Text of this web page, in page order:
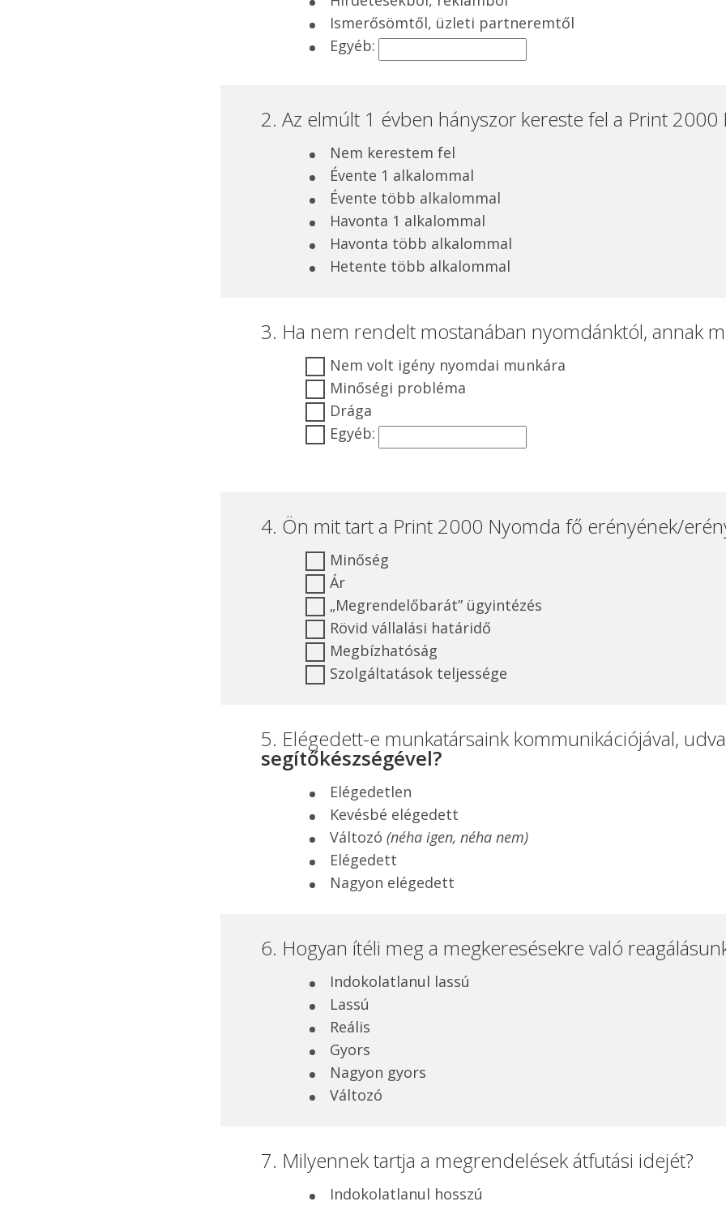
Ismerősömtől, üzleti partneremtől
Egyéb:
2. Az elmúlt 1 évben hányszor kereste fel a Print 2000
Nem kerestem fel
Évente 1 alkalommal
Évente több alkalommal
Havonta 1 alkalommal
Havonta több alkalommal
Hetente több alkalommal
3. Ha nem rendelt mostanában nyomdánktól, annak
Nem volt igény nyomdai munkára
Minőségi probléma
Drága
Egyéb:
4. Ön mit tart a Print 2000 Nyomda fő erényének/
Minőség
Ár
„Megrendelőbarát” ügyintézés
Rövid vállalási határidő
Megbízhatóság
Szolgáltatások teljessége
5. Elégedett-e munkatársaink kommunikációjával,
segítőkészségével?
Elégedetlen
Kevésbé elégedett
Változó (néha igen, néha nem)
Elégedett
Nagyon elégedett
6. Hogyan ítéli meg a megkeresésekre való
Indokolatlanul lassú
Lassú
Reális
Gyors
Nagyon gyors
Változó
7. Milyennek tartja a megrendelések átfutási idejét?
Indokolatlanul hosszú